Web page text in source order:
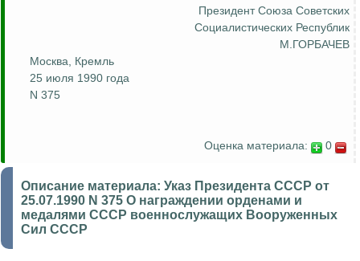
Президент Союза Советских
Социалистических Республик
М.ГОРБАЧЕВ
Москва, Кремль
25 июля 1990 года
N 375
Оценка материала: 0
Описание материала: Указ Президента СССР от
25.07.1990 N 375 О награждении орденами и
медалями СССР военнослужащих Вооруженных
Сил СССР